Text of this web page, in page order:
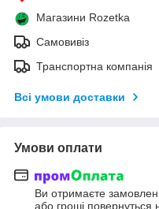
Магазини Rozetka
Самовивіз
Транспортна компанія
Всі умови доставки
Умови оплати
Ви отримаєте
або гроші повернуться